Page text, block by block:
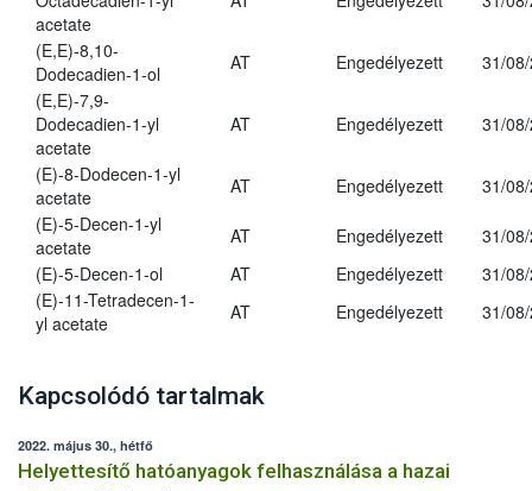
acetate
(E,E)-8,10-
Dodecadien-1-ol
AT Engedélyezett
31/
(E,E)-7,9-
Dodecadien-1-yl
acetate
AT Engedélyezett 31/
(E)-8-Dodecen-1-yl
acetate
AT Engedélyezett
31/
(E)-5-Decen-1-yl
acetate
AT Engedélyezett
31/
(E)-5-Decen-1-ol
AT Engedélyezett
31/
(E)-11-Tetradecen-1-
yl acetate
AT Engedélyezett 31/
Kapcsolódó tartalmak
2022. május 30., hétfő
Helyettesítő hatóanyagok felhasználása a hazai